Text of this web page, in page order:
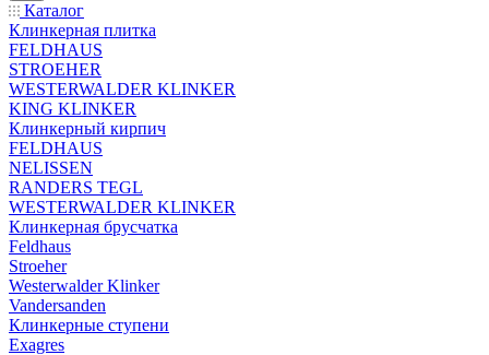
Каталог
Клинкерная плитка
FELDHAUS
STROEHER
WESTERWALDER KLINKER
KING KLINKER
Клинкерный кирпич
FELDHAUS
NELISSEN
RANDERS TEGL
WESTERWALDER KLINKER
Клинкерная брусчатка
Feldhaus
Stroeher
Westerwalder Klinker
Vandersanden
Клинкерные ступени
Exagres